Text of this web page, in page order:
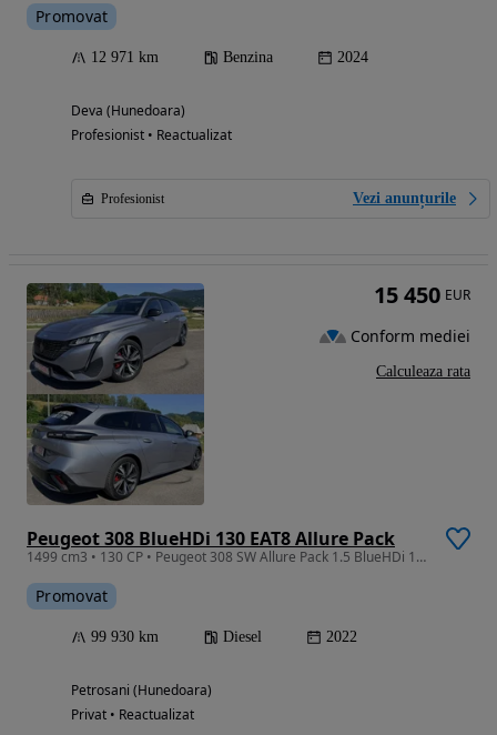
Promovat
12 971 km Benzina 2024
Deva (Hunedoara)
Profesionist • Reactualizat
Profesionist Vezi anunțurile
Peugeot 308 BlueHDi 130 EAT8 Allure Pack
1499 cm3 • 130 CP • Peugeot 308 SW Allure Pack 1.5 BlueHDi 130 CP Carte RO Istoric KM
Promovat
99 930 km Diesel 2022
Petrosani (Hunedoara)
Privat • Reactualizat
15 450 EUR
Conform mediei
Calculeaza rata